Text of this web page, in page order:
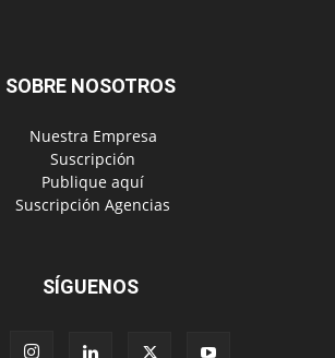
SOBRE NOSOTROS
‎ Nuestra Empresa
‎ Suscripción
‎ Publique aquí
‎ Suscripción Agencias
SÍGUENOS